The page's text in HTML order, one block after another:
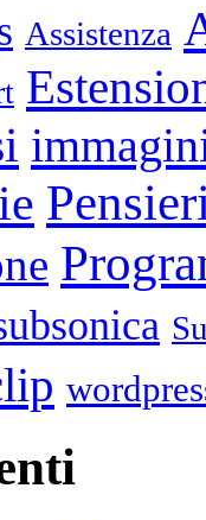
Assistenza